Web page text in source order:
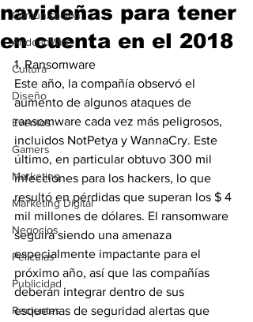
Comunicación
AndeanWire
Cultura
Diseño
Eventos
Gamers
Marketing
Marketing Digital
Negocios
Películas
Publicidad
Recientes
navideñas para tener
en cuenta en el 2018
1. Ransomware
Este año, la compañía observó el
aumento de algunos ataques de
ransomware cada vez más peligrosos,
incluidos NotPetya y WannaCry. Este
último, en particular obtuvo 300 mil
infecciones para los hackers, lo que
resultó en pérdidas que superan los $ 4
mil millones de dólares. El ransomware
seguirá siendo una amenaza
especialmente impactante para el
próximo año, así que las compañías
deberán integrar dentro de sus
esquemas de seguridad alertas que